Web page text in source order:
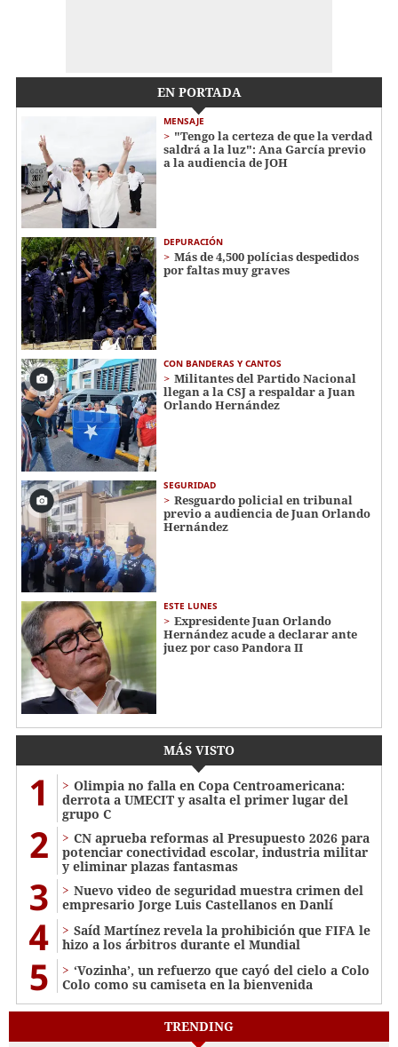
EN PORTADA
MENSAJE
"Tengo la certeza de que la verdad
saldrá a la luz": Ana García previo
a la audiencia de JOH
DEPURACIÓN
Más de 4,500 polícias despedidos
por faltas muy graves
CON BANDERAS Y CANTOS
Militantes del Partido Nacional
llegan a la CSJ a respaldar a Juan
Orlando Hernández
SEGURIDAD
Resguardo policial en tribunal
previo a audiencia de Juan Orlando
Hernández
ESTE LUNES
Expresidente Juan Orlando
Hernández acude a declarar ante
juez por caso Pandora II
MÁS VISTO
1
Olimpia no falla en Copa Centroamericana:
derrota a UMECIT y asalta el primer lugar del
grupo C
2
CN aprueba reformas al Presupuesto 2026 para
potenciar conectividad escolar, industria militar
y eliminar plazas fantasmas
3
Nuevo video de seguridad muestra crimen del
empresario Jorge Luis Castellanos en Danlí
4
Saíd Martínez revela la prohibición que FIFA le
hizo a los árbitros durante el Mundial
5
‘Vozinha’, un refuerzo que cayó del cielo a Colo
Colo como su camiseta en la bienvenida
TRENDING